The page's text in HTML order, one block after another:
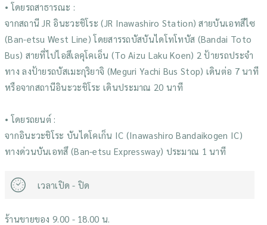
• โดยรถสาธารณะ :
จากสถานี JR อินะวะชิโระ (JR Inawashiro Station) สายบันเอทสึไซ
(Ban-etsu West Line) โดยสารรถบัสบันไดโทโทบัส (Bandai Toto
Bus) สายที่ไปไอสึเลคุโคเอ็น (To Aizu Laku Koen) 2 ป้ายรถประจำ
ทาง ลงป้ายรถบัสเมะกุริยาจิ (Meguri Yachi Bus Stop) เดินต่อ 7 นาที
หรือจากสถานีอินะวะชิโระ เดินประมาณ 20 นาที
• โดยรถยนต์ :
จากอินะวะชิโระ บันไดโคเก็น IC (Inawashiro Bandaikogen IC)
ทางด่วนบันเอทสึ (Ban-etsu Expressway) ประมาณ 1 นาที
เวลาเปิด - ปิด
ร้านขายของ 9.00 - 18.00 น.